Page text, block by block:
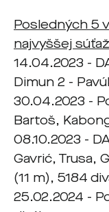
Posledných 5
najvyššej
14.04.2023 -
Dimun 2 -
30.04.2023 -
Bartoš,
08.10.2023 -
Gavrić, Trusa,
(11 m), 5184
25.02.2024 -